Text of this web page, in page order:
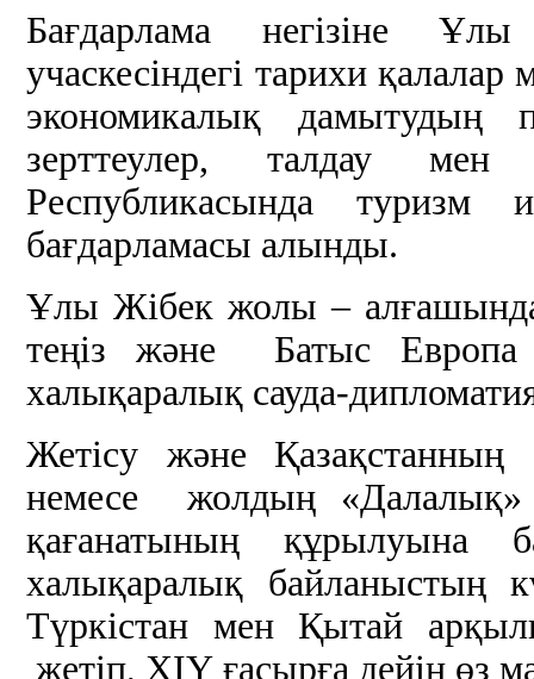
Бағдарлама негізіне
учаскесіндегі тарихи қалалар
экономикалық дамытудың
зерттеулер, талдау
Республикасында туризм
бағдарламасы алынды.
Ұлы Жібек жолы –
теңіз және Батыс Европа
халықаралық сауда-
Жетісу және Қазақстанның
немесе жолдың «Далалық»
қағанатының құрылуына
халықаралық
Түркістан мен Қытай
жетіп, ХІҮ ғасырға дейін өз